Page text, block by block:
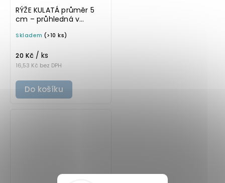
RÝŽE KULATÁ průměr 5
cm – průhledná v
omyvatelná samolepka
Skladem (>10 ks)
16,53 Kč bez DPH
20 Kč / ks
Do košíku